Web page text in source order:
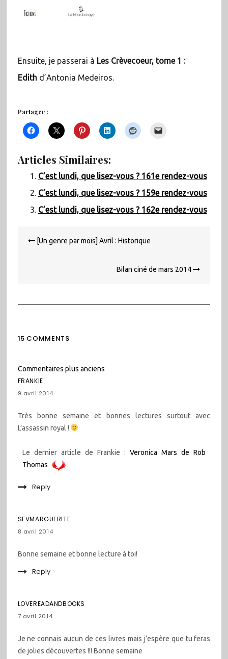
Ensuite, je passerai à Les Crèvecoeur, tome 1 :
Edithd’Antonia Medeiros.
Partager :
Articles Similaires:
C’est lundi, que lisez-vous ? 161e rendez-vous
C’est lundi, que lisez-vous ? 159e rendez-vous
C’est lundi, que lisez-vous ? 162e rendez-vous
de [Un genre par mois] Avril : Historique
Bilan ciné de mars 2014
15 COMMENTS
Navigation
dans
les
commentaires
Commentaires plus anciens
FRANKIE
9 avril 2014
Très bonne semaine et bonnes lectures surtout avec
L’assassin royal !
Le dernier article de Frankie :Veronica Mars de Rob
Thomas
Reply
SEVMARGUERITE
8 avril 2014
Bonne semaine et bonne lecture à toi!
Reply
LOVEREADANDBOOKS
7 avril 2014
Je ne connais aucun de ces livres mais j’espère que tu feras
de jolies découvertes !!! Bonne semaine